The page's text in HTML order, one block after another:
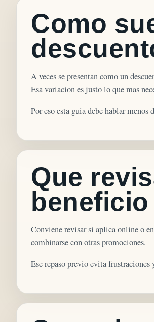
Como
A veces se presentan como un
Esa variacion es justo lo que mas
Por eso esta guia debe hablar menos
Que
beneficio
Conviene revisar si aplica online o
combinarse con otras promociones.
Ese repaso previo evita